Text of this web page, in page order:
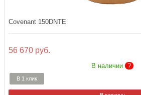
Covenant 150DNTE
56 670 руб.
В наличии ?
В 1 клик